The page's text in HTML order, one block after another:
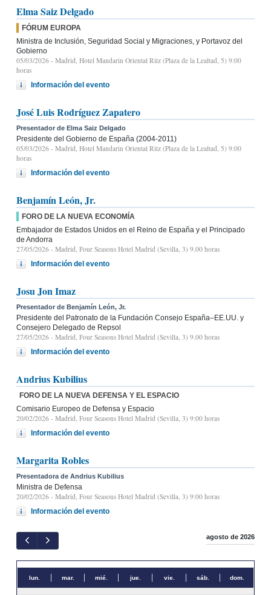
Elma Saiz Delgado
FÓRUM EUROPA
Ministra de Inclusión, Seguridad Social y Migraciones, y Portavoz del
Gobierno
05/03/2026 - Madrid, Hotel Mandarin Oriental Ritz (Plaza de la Lealtad, 5) 9:00
horas
Información del evento
José Luis Rodríguez Zapatero
Presentador de Elma Saiz Delgado
Presidente del Gobierno de España (2004-2011)
05/03/2026 - Madrid, Hotel Mandarin Oriental Ritz (Plaza de la Lealtad, 5) 9:00
horas
Información del evento
Benjamín León, Jr.
FORO DE LA NUEVA ECONOMÍA
Embajador de Estados Unidos en el Reino de España y el Principado
de Andorra
27/05/2026 - Madrid, Four Seasons Hotel Madrid (Sevilla, 3) 9.00 horas
Información del evento
Josu Jon Imaz
Presentador de Benjamín León, Jr.
Presidente del Patronato de la Fundación Consejo España–EE.UU. y
Consejero Delegado de Repsol
27/05/2026 - Madrid, Four Seasons Hotel Madrid (Sevilla, 3) 9.00 horas
Información del evento
Andrius Kubilius
FORO DE LA NUEVA DEFENSA Y EL ESPACIO
Comisario Europeo de Defensa y Espacio
20/02/2026 - Madrid, Four Seasons Hotel Madrid (Sevilla, 3) 9:00 horas
Información del evento
Margarita Robles
Presentadora de Andrius Kubilius
Ministra de Defensa
20/02/2026 - Madrid, Four Seasons Hotel Madrid (Sevilla, 3) 9:00 horas
Información del evento
agosto de 2026
lun. mar. mié. jue. vie. sáb. dom.